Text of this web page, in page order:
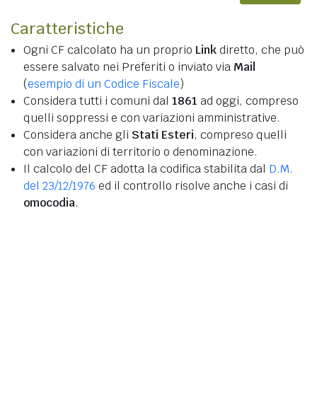
Caratteristiche
Ogni CF calcolato ha un proprio Linkdiretto, che può
essere salvato nei Preferiti o inviato via Mail
(esempio di un Codice Fiscale)
Considera tutti i comuni dal 1861 ad oggi, compreso
quelli soppressi e con variazioni amministrative.
Considera anche gli Stati Esteri, compreso quelli
con variazioni di territorio o denominazione.
Il calcolo del CF adotta la codifica stabilita dal D.M.
del 23/12/1976 ed il controllo risolve anche i casi di
omocodia.